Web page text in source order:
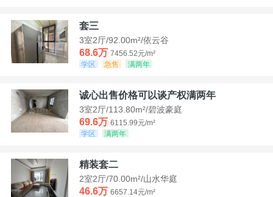
套三
3室2厅/92.00m²/依云谷
68.6万 7456.52元/m²
学区
急售 满两年
诚心出售价格可以谈产权满两年
3室2厅/113.80m²/碧波豪庭
69.6万 6115.99元/m²
学区
满两年
精装套二
2室2厅/70.00m²/山水华庭
46.6万 6657.14元/m²